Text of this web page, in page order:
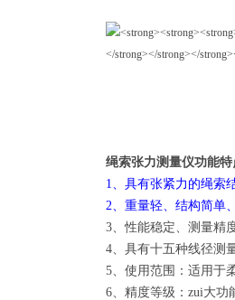
绳索张力测量仪功能特
1、具有张紧力的绳索
2、重量轻、结构简单
3、性能稳定、测量精
4、具有十五种线径测
5、使用范围：适用于
6、精度等级：zui大功